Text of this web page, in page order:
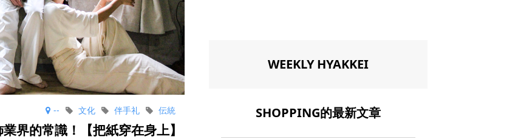
-- 伝統
伴手礼
文化
界的常識！【把紙穿在身上】
WEEKLY HYAKKEI
SHOPPING的最新文章